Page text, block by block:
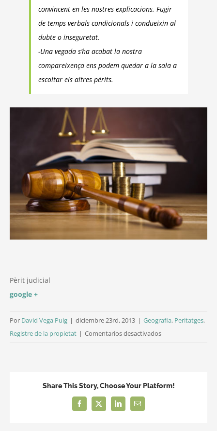
convincent en les nostres explicacions. Fugir
de temps verbals condicionals i condueixin al
dubte o inseguretat.
-Una vegada s’ha acabat la nostra
compareixença ens podem quedar a la sala a
escoltar els altres pèrits.
Pèrit judicial
google +
Por David Vega Puig | diciembre 23rd, 2013 | Geografia, Peritatges,
Registre de la propietat | Comentarios desactivadosen
un
Share This Story, Choose Your Platform!
Facebook
X LinkedInCorreo